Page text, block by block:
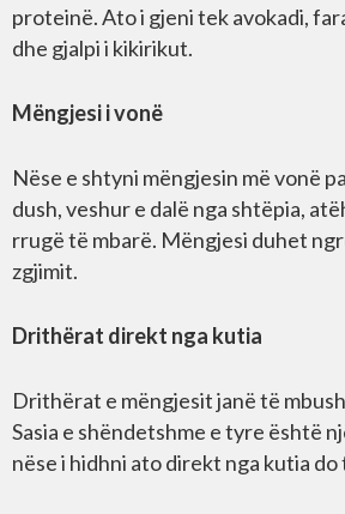
proteinë. Ato i gjeni tek avokadi,
dhe gjalpi i kikirikut.
Mëngjesi i vonë
Nëse e shtyni mëngjesin më vonë
dush, veshur e dalë nga shtëpia,
rrugë të mbarë. Mëngjesi duhet
zgjimit.
Drithërat direkt nga kutia
Drithërat e mëngjesit janë të
Sasia e shëndetshme e tyre është
nëse i hidhni ato direkt nga kutia do